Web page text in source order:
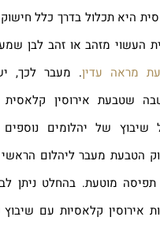
היא תכלול בדרך כלל
העשוי מזהב או זהב לבן
מראה עדין. מעבר לכך,
שטבעת אירוסין
שיבוץ של יהלומים
הטבעת מעבר ליהלום
תפיסה מוטעת. בהחלט ניתן
אירוסין קלאסיות עם